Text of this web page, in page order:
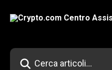
Cerca articoli…